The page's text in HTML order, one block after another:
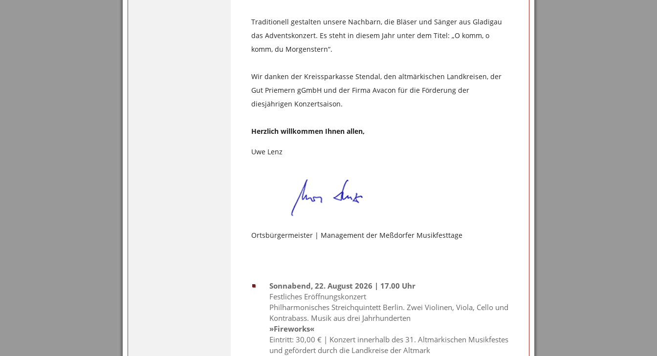
Traditionell gestalten unsere Nachbarn, die Bläser und Sänger aus Gladigau
das Adventskonzert. Es steht in diesem Jahr unter dem Titel: „O komm, o
komm, du Morgenstern“.
Wir danken der Kreissparkasse Stendal, den altmärkischen Landkreisen, der
Gut Priemern gGmbH und der Firma Avacon für die Förderung der
diesjährigen Konzertsaison.
Herzlich willkommen Ihnen allen,
Uwe Lenz
Ortsbürgermeister | Management der Meßdorfer Musikfesttage
Sonnabend, 22. August 2026 | 17.00 Uhr
Festliches Eröffnungskonzert
Philharmonisches Streichquintett Berlin. Zwei Violinen, Viola, Cello und
Kontrabass. Musik aus drei Jahrhunderten
»Fireworks«
Eintritt: 30,00 € | Konzert innerhalb des 31. Altmärkischen Musikfestes
und gefördert durch die Landkreise der Altmark